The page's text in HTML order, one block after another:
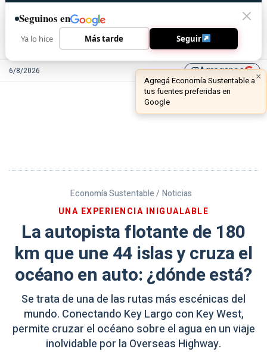
6/8/2026 library_addAgreganos
Economía Sustentable / Noticias
UNA EXPERIENCIA INIGUALABLE
La autopista flotante de 180
km que une 44 islas y cruza el
océano en auto: ¿dónde está?
Se trata de una de las rutas más escénicas del
mundo. Conectando Key Largo con Key West,
permite cruzar el océano sobre el agua en un viaje
inolvidable por la Overseas Highway.
Seguinos en
Ya lo hice Más tarde Seguir